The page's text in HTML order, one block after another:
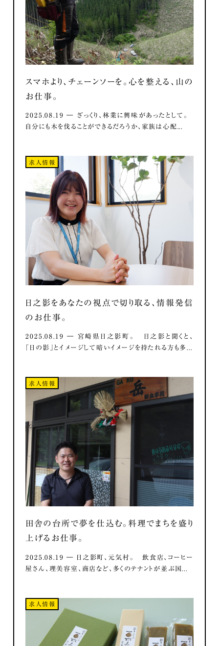
スマホより、チェーンソーを。心を整える、山の
お仕事。
2025.08.19 ― ざっくり、林業に興味があったとして。
自分にも木を伐ることができるだろうか、家族は心配...
求人情報
日之影をあなたの視点で切り取る、情報発信
のお仕事。
2025.08.19 ― 宮崎県日之影町。 日之影と聞くと、
「日の影」とイメージして暗いイメージを持たれる方も多...
求人情報
田舎の台所で夢を仕込む。料理でまちを盛り
上げるお仕事。
2025.08.19 ― 日之影町、元気村。 飲食店、コーヒー
屋さん、理美容室、商店など、多くのテナントが並ぶ国...
求人情報